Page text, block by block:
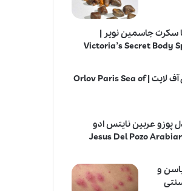
سکرت جاسمین نویر |
Victoria’s Secret Body
عطر ادکلن اورلوو سی آف لایت | Orlov Paris Sea of
عربین نایتس ادو
و